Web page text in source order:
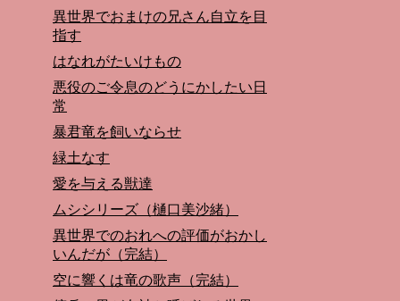
異世界でおまけの兄さん自立を目
指す
はなれがたいけもの
悪役のご令息のどうにかしたい日
常
暴君竜を飼いならせ
緑土なす
愛を与える獣達
ムシシリーズ（樋口美沙緒）
異世界でのおれへの評価がおかし
いんだが（完結）
空に響くは竜の歌声（完結）